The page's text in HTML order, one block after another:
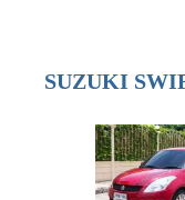
SUZUKI